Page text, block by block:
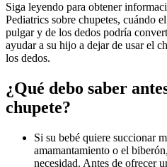
Siga leyendo para obtener
Pediatrics sobre chupetes, cuándo
pulgar y de los dedos podría
ayudar a su hijo a dejar de usar el
los dedos.
¿Qué debo saber
chupete?
Si su bebé quiere succionar
amamantamiento o el
necesidad. Antes de ofrecer